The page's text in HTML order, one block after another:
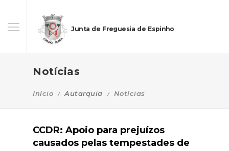
Junta de Freguesia de Espinho
Notícias
Início Autarquia Notícias
CCDR: Apoio para prejuízos
causados pelas tempestades de